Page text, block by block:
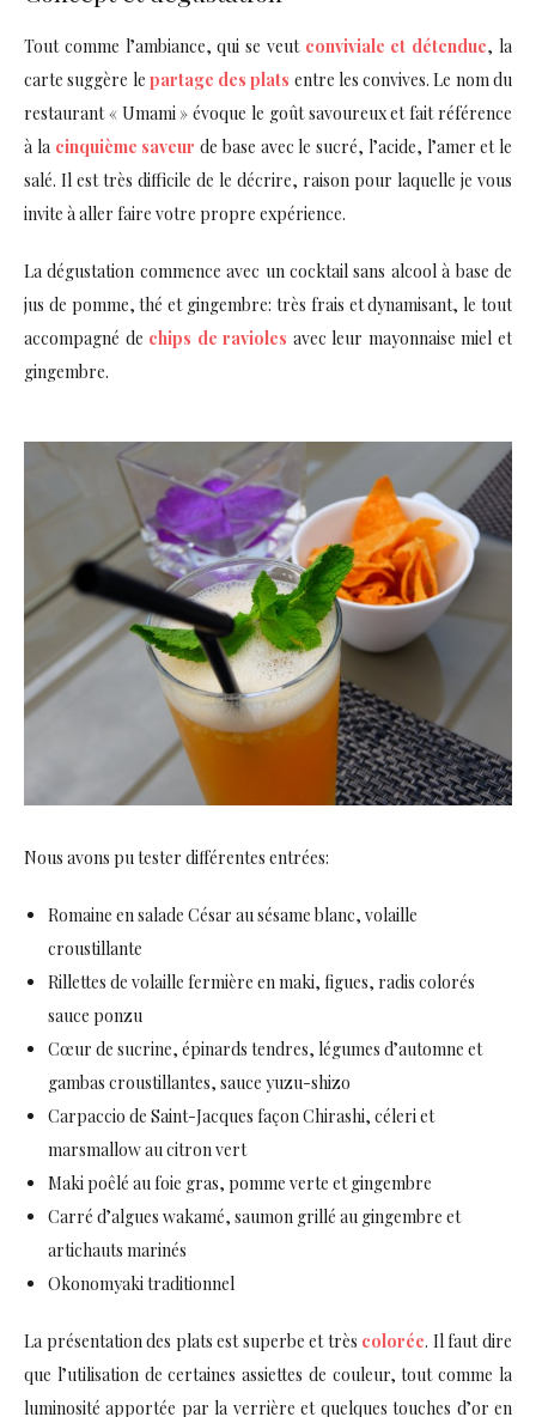
Tout comme l’ambiance, qui se veut conviviale et détendue, la
carte suggère le partage des plats entre les convives. Le nom du
restaurant « Umami » évoque le goût savoureux et fait référence
à la cinquième saveur de base avec le sucré, l’acide, l’amer et le
salé. Il est très difficile de le décrire, raison pour laquelle je vous
invite à aller faire votre propre expérience.
La dégustation commence avec un cocktail sans alcool à base de
jus de pomme, thé et gingembre: très frais et dynamisant, le tout
accompagné de chips de ravioles avec leur mayonnaise miel et
gingembre.
Nous avons pu tester différentes entrées:
Romaine en salade César au sésame blanc, volaille
croustillante
Rillettes de volaille fermière en maki, figues, radis colorés
sauce ponzu
Cœur de sucrine, épinards tendres, légumes d’automne et
gambas croustillantes, sauce yuzu-shizo
Carpaccio de Saint-Jacques façon Chirashi, céleri et
marsmallow au citron vert
Maki poêlé au foie gras, pomme verte et gingembre
Carré d’algues wakamé, saumon grillé au gingembre et
artichauts marinés
Okonomyaki traditionnel
La présentation des plats est superbe et très colorée. Il faut dire
que l’utilisation de certaines assiettes de couleur, tout comme la
luminosité apportée par la verrière et quelques touches d’or en